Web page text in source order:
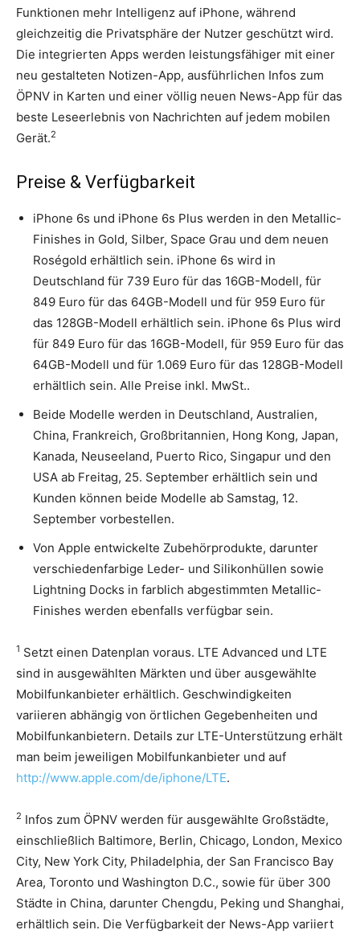
Funktionen mehr Intelligenz auf iPhone, während
gleichzeitig die Privatsphäre der Nutzer geschützt wird.
Die integrierten Apps werden leistungsfähiger mit einer
neu gestalteten Notizen-App, ausführlichen Infos zum
ÖPNV in Karten und einer völlig neuen News-App für das
beste Leseerlebnis von Nachrichten auf jedem mobilen
Gerät.2
Preise & Verfügbarkeit
iPhone 6s und iPhone 6s Plus werden in den Metallic-
Finishes in Gold, Silber, Space Grau und dem neuen
Roségold erhältlich sein. iPhone 6s wird in
Deutschland für 739 Euro für das 16GB-Modell, für
849 Euro für das 64GB-Modell und für 959 Euro für
das 128GB-Modell erhältlich sein. iPhone 6s Plus wird
für 849 Euro für das 16GB-Modell, für 959 Euro für das
64GB-Modell und für 1.069 Euro für das 128GB-Modell
erhältlich sein. Alle Preise inkl. MwSt..
Beide Modelle werden in Deutschland, Australien,
China, Frankreich, Großbritannien, Hong Kong, Japan,
Kanada, Neuseeland, Puerto Rico, Singapur und den
USA ab Freitag, 25. September erhältlich sein und
Kunden können beide Modelle ab Samstag, 12.
September vorbestellen.
Von Apple entwickelte Zubehörprodukte, darunter
verschiedenfarbige Leder- und Silikonhüllen sowie
Lightning Docks in farblich abgestimmten Metallic-
Finishes werden ebenfalls verfügbar sein.
1 Setzt einen Datenplan voraus. LTE Advanced und LTE
sind in ausgewählten Märkten und über ausgewählte
Mobilfunkanbieter erhältlich. Geschwindigkeiten
variieren abhängig von örtlichen Gegebenheiten und
Mobilfunkanbietern. Details zur LTE-Unterstützung erhält
man beim jeweiligen Mobilfunkanbieter und auf
http://www.apple.com/de/iphone/LTE.
2 Infos zum ÖPNV werden für ausgewählte Großstädte,
einschließlich Baltimore, Berlin, Chicago, London, Mexico
City, New York City, Philadelphia, der San Francisco Bay
Area, Toronto und Washington D.C., sowie für über 300
Städte in China, darunter Chengdu, Peking und Shanghai,
erhältlich sein. Die Verfügbarkeit der News-App variiert